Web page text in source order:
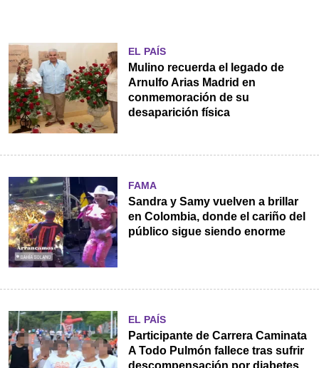
EL PAÍS
Mulino recuerda el legado de
Arnulfo Arias Madrid en
conmemoración de su
desaparición física
FAMA
Sandra y Samy vuelven a brillar
en Colombia, donde el cariño del
público sigue siendo enorme
EL PAÍS
Participante de Carrera Caminata
A Todo Pulmón fallece tras sufrir